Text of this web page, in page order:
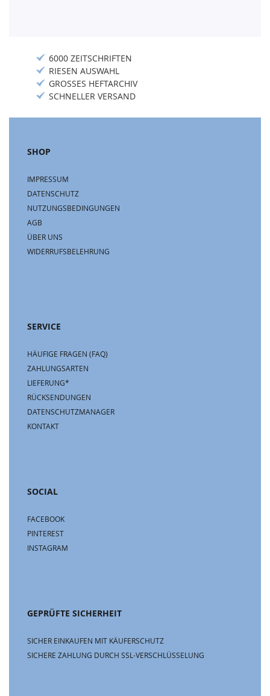
6000 ZEITSCHRIFTEN
RIESEN AUSWAHL
GROSSES HEFTARCHIV
SCHNELLER VERSAND
SHOP
IMPRESSUM
DATENSCHUTZ
NUTZUNGSBEDINGUNGEN
AGB
ÜBER UNS
WIDERRUFSBELEHRUNG
SERVICE
HÄUFIGE FRAGEN (FAQ)
ZAHLUNGSARTEN
LIEFERUNG*
RÜCKSENDUNGEN
DATENSCHUTZMANAGER
KONTAKT
SOCIAL
FACEBOOK
PINTEREST
INSTAGRAM
GEPRÜFTE SICHERHEIT
SICHER EINKAUFEN MIT KÄUFERSCHUTZ
SICHERE ZAHLUNG DURCH SSL-VERSCHLÜSSELUNG